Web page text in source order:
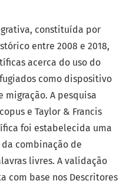
constituída por
entre 2008 e 2018,
acerca do uso do
como dispositivo
migração. A pesquisa
e Taylor & Francis
foi estabelecida uma
combinação de
livres. A validação
com base nos Descritores